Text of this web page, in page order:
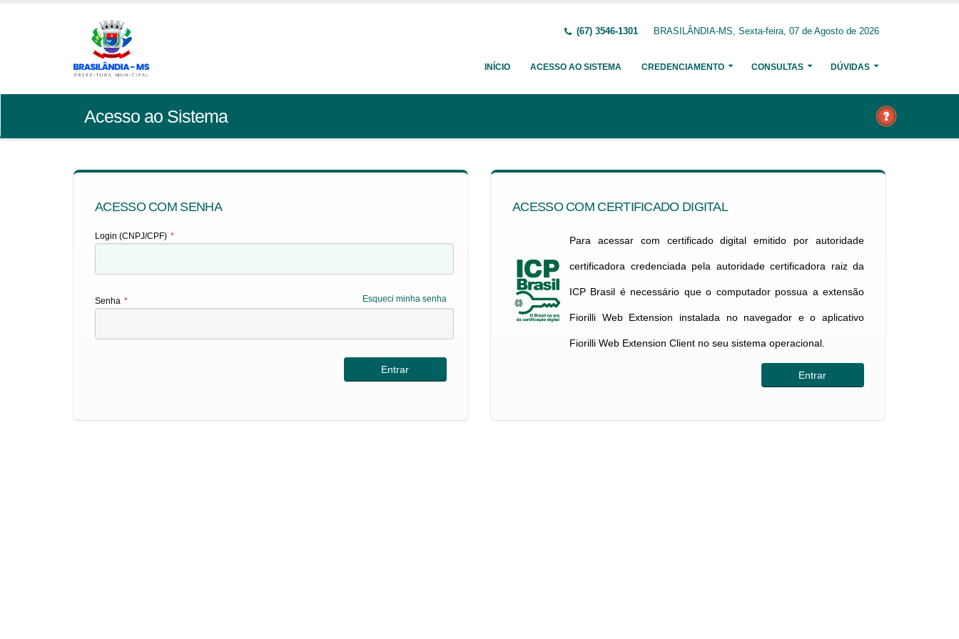
(67) 3546-1301 BRASILÂNDIA-MS, Sexta-feira, 07 de Agosto de 2026
INÍCIO ACESSO AO SISTEMA CREDENCIAMENTO CONSULTAS DÚVIDAS
Acesso ao Sistema
ACESSO COM SENHA
Login (CNPJ/CPF) *
Esqueci minha senha
Senha *
ACESSO COM CERTIFICADO DIGITAL
Para acessar com certificado digital emitido por autoridade
certificadora credenciada pela autoridade certificadora raiz da
ICP Brasil é necessário que o computador possua a extensão
Fiorilli Web Extension instalada no navegador e o aplicativo
Fiorilli Web Extension Client no seu sistema operacional.